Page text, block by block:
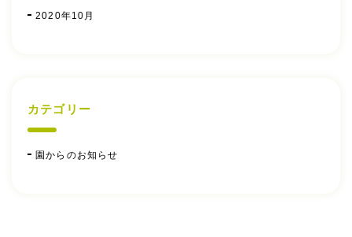
2020年10月
カテゴリー
園からのお知らせ